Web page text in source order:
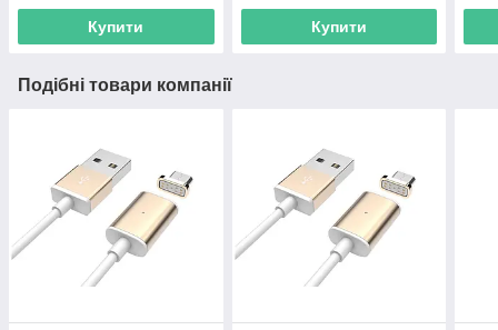
Купити Купити
Подібні товари компанії